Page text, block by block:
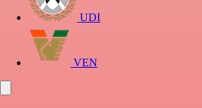
UDI
VEN